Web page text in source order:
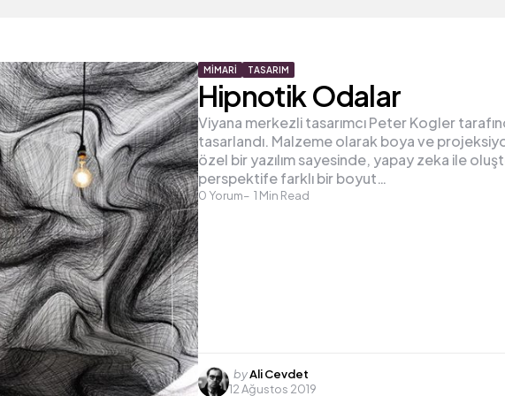
MIMARI TASARIM
Hipnotik Odalar
0 Yorum 1 Min Read
Viyana merkezli tasarımcı Peter Kogler
tasarlandı. Malzeme olarak boya ve
özel bir yazılım sayesinde, yapay zeka ile
perspektife farklı bir boyut…
Posted
by
byAli Cevdet
12 Ağustos 2019